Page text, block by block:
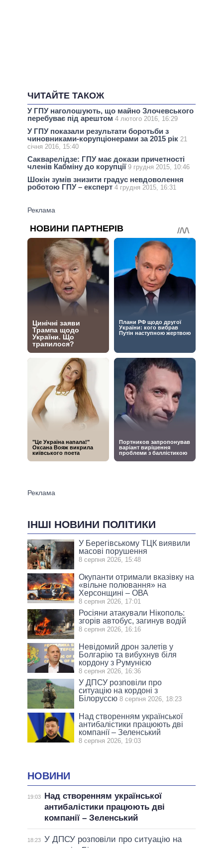
ЧИТАЙТЕ ТАКОЖ
У ГПУ наголошують, що майно Злочевського
перебуває під арештом 4 лютого 2016, 16:29
У ГПУ показали результати боротьби з
чиновниками-корупціонерами за 2015 рік 21
січня 2016, 15:40
Сакварелідзе: ГПУ має докази причетності
членів Кабміну до корупції 9 грудня 2015, 10:46
Шокін зумів знизити градус невдоволення
роботою ГПУ – експерт 4 грудня 2015, 16:31
ІНШІ НОВИНИ ПОЛІТИКИ
У Берегівському ТЦК виявили
масові порушення
8 серпня 2026, 15:48
Окупанти отримали вказівку на
«вільне полювання» на
Херсонщині – ОВА
8 серпня 2026, 17:01
Росіяни атакували Нікополь:
згорів автобус, загинув водій
8 серпня 2026, 16:16
Невідомий дрон залетів у
Болгарію та вибухнув біля
кордону з Румунією
8 серпня 2026, 16:36
У ДПСУ розповіли про
ситуацію на кордоні з
Білоруссю 8 серпня 2026, 18:23
Над створенням української
антибалістики працюють дві
компанії – Зеленський
8 серпня 2026, 19:03
НОВИНИ
19:03
Над створенням української
антибалістики працюють дві
компанії – Зеленський
18:23 У ДПСУ розповіли про ситуацію на